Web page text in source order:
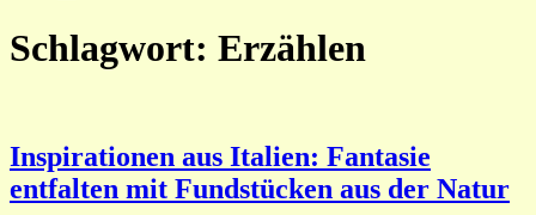
Schlagwort: Erzählen
Inspirationen aus Italien: Fantasie
entfalten mit Fundstücken aus der Natur